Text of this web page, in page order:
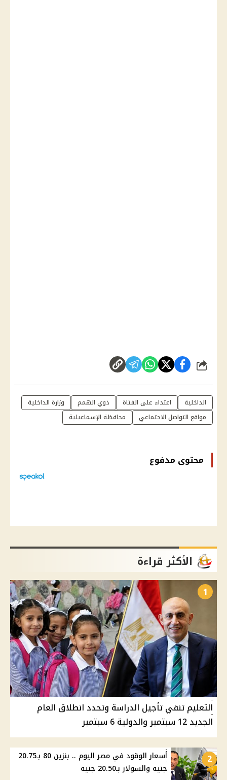
شارك
الداخلية اعتداء على الفتاة ذوي الهمم
وزارة الداخلية
مواقع التواصل الاجتماعي
محافظة الإسماعيلية
محتوى مدفوع
الأكثر قراءة
1
التعليم تنفي تأجيل الدراسة وتحدد انطلاق العام
الجديد 12 سبتمبر والدولية 6 سبتمبر
2
أسعار الوقود في مصر اليوم .. بنزين 80 بـ20.75
جنيه والسولار بـ20.50 جنيه